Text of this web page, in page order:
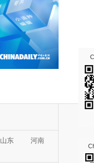
山东
河南